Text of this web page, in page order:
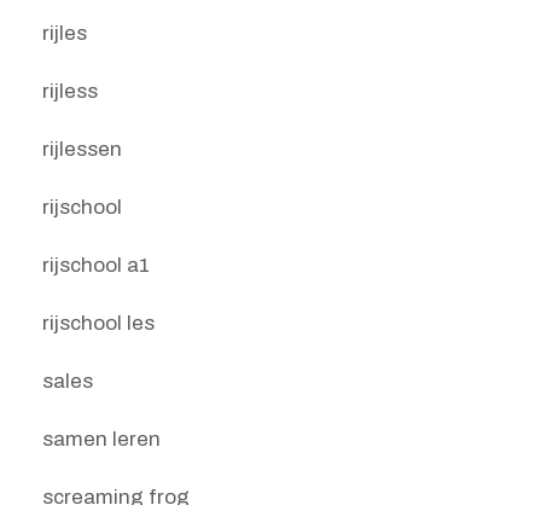
rijles
rijless
rijlessen
rijschool
rijschool a1
rijschool les
sales
samen leren
screaming frog